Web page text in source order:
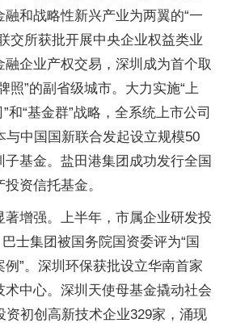
和战略性新兴产业为两翼的“一
交所获批开展中央企业权益类业
企业产权交易，深圳成为首个取
照”的副省级城市。大力实施“上
和“基金群”战略，全系统上市公司
与中国国新联合发起设立规模50
基金。盐田港集团成功发行全国
资信托基金。
著增强。上半年，市属企业研发投
士集团被国务院国资委评为“国
”。深圳环保获批设立华南首家
术中心。深圳天使母基金撬动社会
资初创高新技术企业329家，涌现